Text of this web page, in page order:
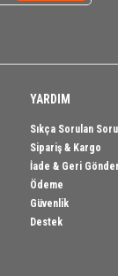
YARDIM
Sıkça Sorulan
Sipariş & Kargo
İade & Geri
Ödeme
Güvenlik
Destek